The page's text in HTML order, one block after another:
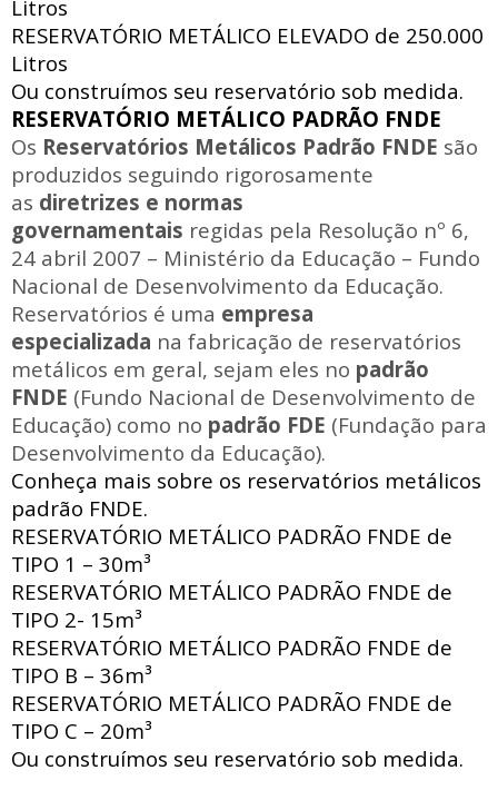
Litros
RESERVATÓRIO METÁLICO ELEVADO de 250.000
Litros
Ou construímos seu reservatório sob medida.
RESERVATÓRIO METÁLICO PADRÃO FNDE
Os Reservatórios Metálicos Padrão FNDE são
produzidos seguindo rigorosamente
as diretrizes e normas
governamentais regidas pela Resolução nº 6,
24 abril 2007 – Ministério da Educação – Fundo
Nacional de Desenvolvimento da Educação.
Reservatórios é uma empresa
especializada na fabricação de reservatórios
metálicos em geral, sejam eles no padrão
FNDE (Fundo Nacional de Desenvolvimento de
Educação) como no padrão FDE (Fundação para
Desenvolvimento da Educação).
Conheça mais sobre os reservatórios metálicos
padrão FNDE.
RESERVATÓRIO METÁLICO PADRÃO FNDE de
TIPO 1 – 30m³
RESERVATÓRIO METÁLICO PADRÃO FNDE de
TIPO 2- 15m³
RESERVATÓRIO METÁLICO PADRÃO FNDE de
TIPO B – 36m³
RESERVATÓRIO METÁLICO PADRÃO FNDE de
TIPO C – 20m³
Ou construímos seu reservatório sob medida.